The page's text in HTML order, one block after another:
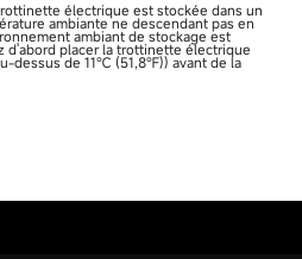
électrique est stockée dans un
ambiante ne descendant pas en
ambiant de stockage est
placer la trottinette électrique
dessus de 11℃ (51,8℉)) avant de la